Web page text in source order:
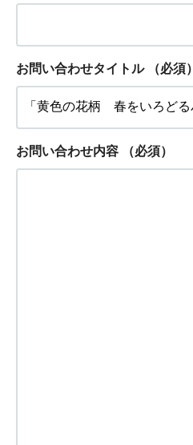
お問い合わせタイトル （必須）
お問い合わせ内容 （必須）